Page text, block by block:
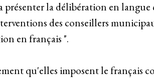
la délibération en
des conseillers
en français ".
qu'elles imposent le français